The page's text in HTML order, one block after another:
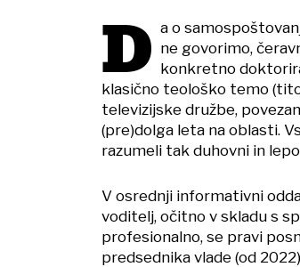
D a o
ne govorimo,
konkretno
klasično teološko temo
televizijske družbe,
(pre)dolga leta na oblasti.
razumeli tak duhovni in
V osrednji informativni
voditelj, očitno v skladu s
profesionalno, se pravi
predsednika vlade (od